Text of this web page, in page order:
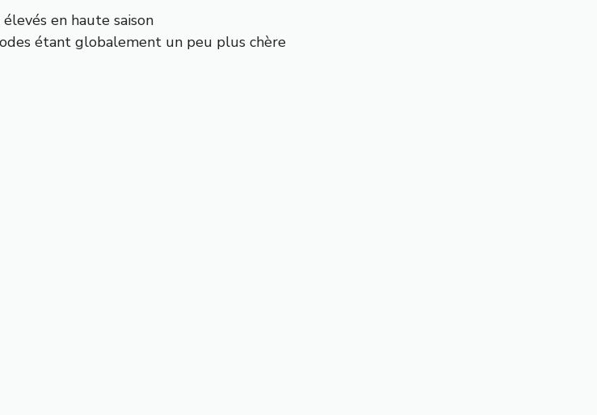
en haute saison
étant globalement un peu plus chère